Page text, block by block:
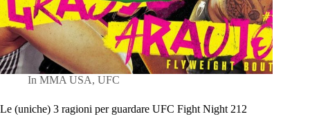
In MMA USA,UFC
Le (uniche) 3 ragioni per guardare UFC Fight Night 212